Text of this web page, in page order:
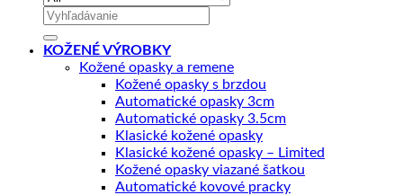
Hľadať:
KOŽENÉ VÝROBKY
Kožené opasky a remene
Kožené opasky s brzdou
Automatické opasky 3cm
Automatické opasky 3.5cm
Klasické kožené opasky
Klasické kožené opasky – Limited
Kožené opasky viazané šatkou
Automatické kovové pracky